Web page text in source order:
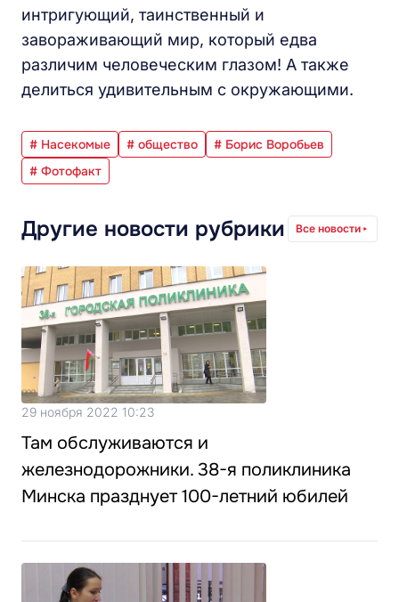
интригующий, таинственный и
завораживающий мир, который едва
различим человеческим глазом! А также
делиться удивительным с окружающими.
# Насекомые # общество
# Борис Воробьев
# Фотофакт
Другие новости рубрики Все новости
29 ноября 2022 10:23
Там обслуживаются и
железнодорожники. 38-я поликлиника
Минска празднует 100-летний юбилей